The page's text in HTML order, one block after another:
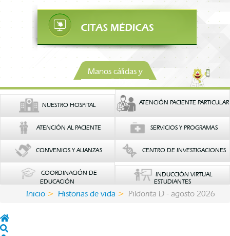
Manos cálidas y
confiables
NUESTRO HOSPITAL ATENCIÓN PACIENTE PARTICULAR
ATENCIÓN AL PACIENTE SERVICIOS Y PROGRAMAS
CONVENIOS Y ALIANZAS CENTRO DE INVESTIGACIONES
COORDINACIÓN DE
EDUCACIÓN
INDUCCIÓN VIRTUAL
ESTUDIANTES
Inicio Historias de vida Pildorita D - agosto 2026
Home